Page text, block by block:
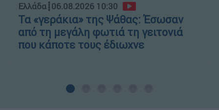
Ελλάδα┋06.08.2026 10:30
Τα «γεράκια» της Ψάθας: Έσωσαν
από τη μεγάλη φωτιά τη γειτονιά
που κάποτε τους έδιωχνε